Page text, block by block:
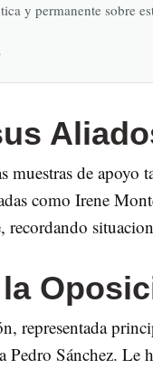
y permanente sobre
muestras de
como Irene
recordando
representada
Pedro Sánchez. Le